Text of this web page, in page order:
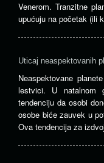
Venerom. Tranzitne
upućuju na početak (ili
Uticaj neaspektovanih
Neaspektovane
lestvici. U natalnom
tendenciju da osobi
osobe biće zauvek u
Ova tendencija za